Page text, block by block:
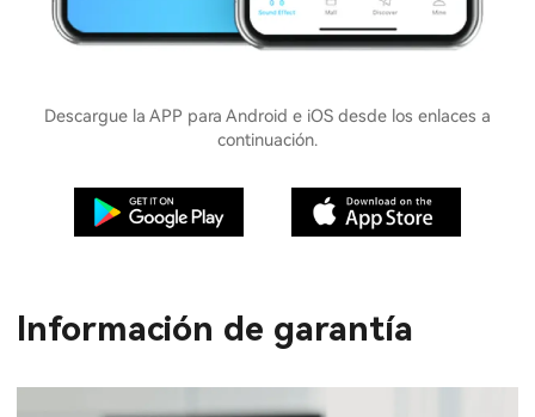
Descargue la APP para Android e iOS desde los enlaces a
continuación.
Información de garantía